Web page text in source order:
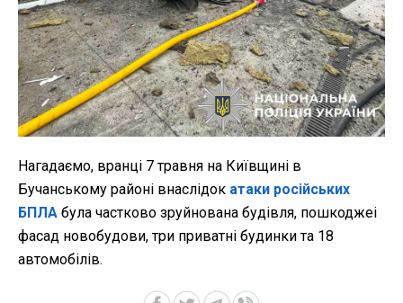
Нагадаємо, вранці 7 травня на Київщині в
Бучанському районі внаслідок атаки російських
БПЛА була частково зруйнована будівля, пошкоджеі
фасад новобудови, три приватні будинки та 18
автомобілів.